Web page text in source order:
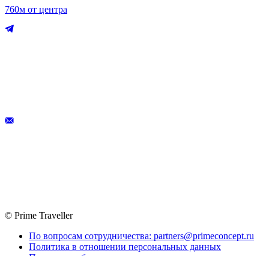
760м от центра
© Prime Traveller
По вопросам сотрудничества: partners@primeconcept.ru
Политика в отношении персональных данных